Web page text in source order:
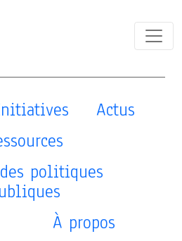
Actus
politiques
À propos